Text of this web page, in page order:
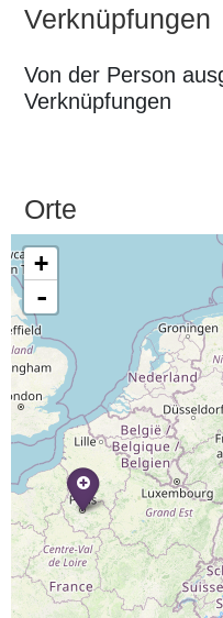
Verknüpfungen
Von der Person
Verknüpfungen
Orte
+
-